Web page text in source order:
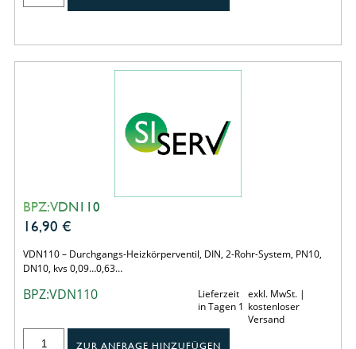
BPZ:VDN110
16,90 €
VDN110 – Durchgangs-Heizkörperventil, DIN, 2-Rohr-System, PN10,
DN10, kvs 0,09…0,63…
BPZ:VDN110
Lieferzeit
in Tagen 1
exkl. MwSt. |
kostenloser
Versand
ZUR ANFRAGE HINZUFÜGEN